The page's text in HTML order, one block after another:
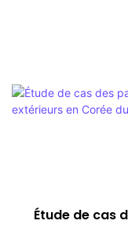
Étude de cas